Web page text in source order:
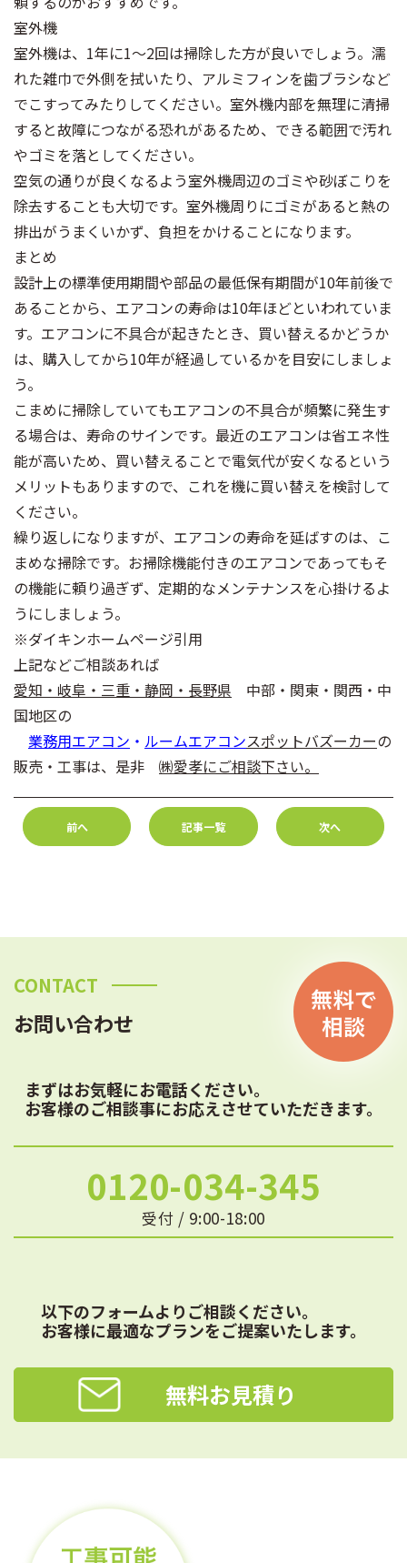
室外機
室外機は、1年に1～2回は掃除した方が良いでしょう。濡
れた雑巾で外側を拭いたり、アルミフィンを歯ブラシなど
でこすってみたりしてください。室外機内部を無理に清掃
すると故障につながる恐れがあるため、できる範囲で汚れ
やゴミを落としてください。
空気の通りが良くなるよう室外機周辺のゴミや砂ぼこりを
除去することも大切です。室外機周りにゴミがあると熱の
排出がうまくいかず、負担をかけることになります。
まとめ
設計上の標準使用期間や部品の最低保有期間が10年前後で
あることから、エアコンの寿命は10年ほどといわれていま
す。エアコンに不具合が起きたとき、買い替えるかどうか
は、購入してから10年が経過しているかを目安にしましょ
う。
こまめに掃除していてもエアコンの不具合が頻繁に発生す
る場合は、寿命のサインです。最近のエアコンは省エネ性
能が高いため、買い替えることで電気代が安くなるという
メリットもありますので、これを機に買い替えを検討して
ください。
繰り返しになりますが、エアコンの寿命を延ばすのは、こ
まめな掃除です。お掃除機能付きのエアコンであってもそ
の機能に頼り過ぎず、定期的なメンテナンスを心掛けるよ
うにしましょう。
※ダイキンホームページ引用
上記などご相談あれば
愛知・岐阜・三重・静岡・長野県 中部・関東・関西・中
国地区の
業務用エアコン ・ ルームエアコンスポットバズーカーの
販売・工事は、是非 ㈱愛孝にご相談下さい。
前へ 記事一覧 次へ
CONTACT
お問い合わせ
まずはお気軽にお電話ください。
お客様のご相談事にお応えさせていただきます。
0120-034-345
受付 / 9:00-18:00
以下のフォームよりご相談ください。
お客様に最適なプランをご提案いたします。
無料お見積り